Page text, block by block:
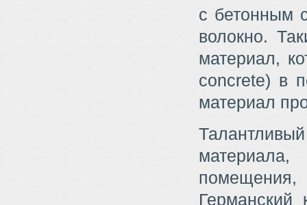
с бетонным
волокно.
материал,
concrete) в
материал
помещения,
Германский